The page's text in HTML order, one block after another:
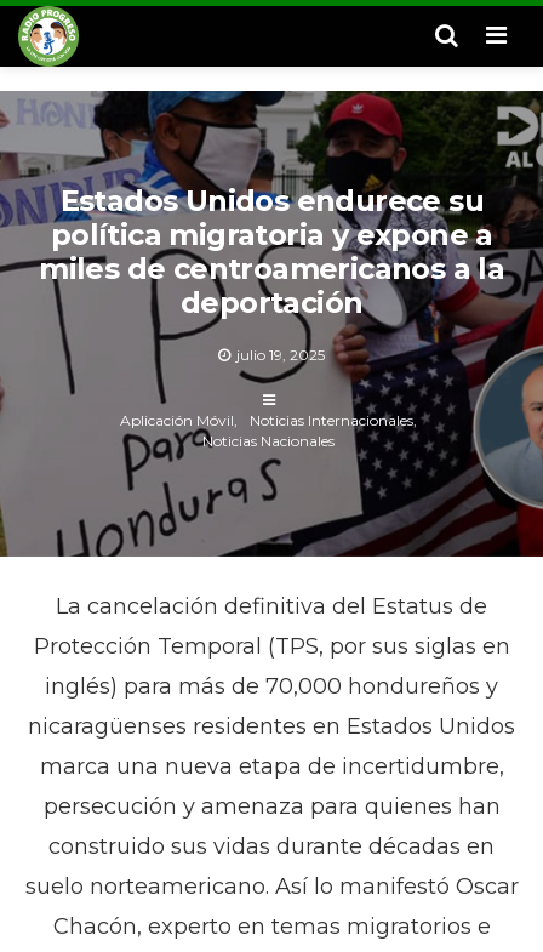
Estados Unidos endurece su
política migratoria y expone a
miles de centroamericanos a la
deportación
julio 19, 2025
Aplicación Móvil
Noticias Internacionales
Noticias Nacionales
La cancelación definitiva del Estatus de
Protección Temporal (TPS, por sus siglas en
inglés) para más de 70,000 hondureños y
nicaragüenses residentes en Estados Unidos
marca una nueva etapa de incertidumbre,
persecución y amenaza para quienes han
construido sus vidas durante décadas en
suelo norteamericano. Así lo manifestó Oscar
Chacón, experto en temas migratorios e